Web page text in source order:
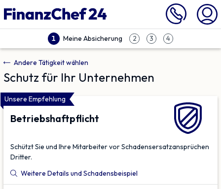
1 Meine Absicherung 2 3 4
Andere Tätigkeit wählen
Schutz für Ihr Unternehmen
Unsere Empfehlung
Betriebs­haftpflicht
Schützt Sie und Ihre Mitarbeiter vor Schadensersatz­ansprüchen
Dritter.
Weitere Details und Schadensbeispiel